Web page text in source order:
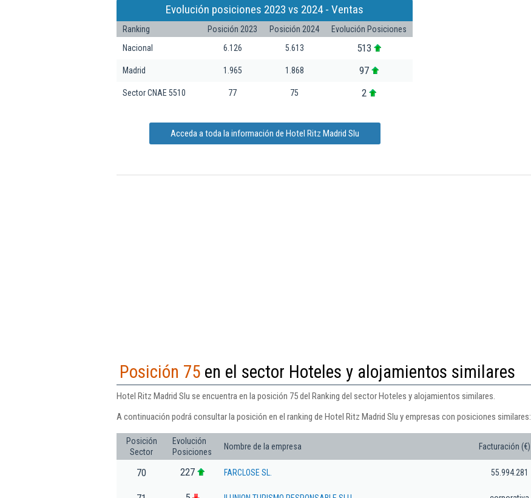
Evolución posiciones 2023 vs 2024 - Ventas
Ranking Posición 2023 Posición 2024
Evolución Posiciones
Nacional
6.126 5.613 513
Madrid 1.965 1.868 97
Sector CNAE 5510 77 75 2
Acceda a toda la información de Hotel Ritz Madrid Slu
Posición 75 en el sector Hoteles y alojamientos similares
Hotel Ritz Madrid Slu se encuentra en la posición 75 del Ranking del sector Hoteles y alojamientos similares.
A continuación podrá consultar la posición en el ranking de Hotel Ritz Madrid Slu y empresas con posiciones similares:
Posición
Sector
Evolución
Posiciones
Nombre de la empresa Facturación (€)
70 227 FARCLOSE SL. 55.994.281